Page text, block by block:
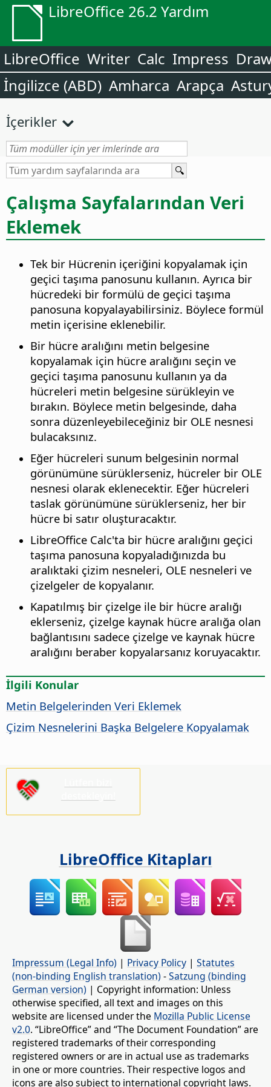
LibreOffice 26.2 Yardım
LibreOffice Writer Calc Impress
İngilizce (ABD) Amharca Arapça
İçerikler
Çalışma Sayfalarından Veri
Eklemek
Tek bir Hücrenin içeriğini kopyalamak için
geçici taşıma panosunu kullanın. Ayrıca bir
hücredeki bir formülü de geçici taşıma
panosuna kopyalayabilirsiniz. Böylece formül
metin içerisine eklenebilir.
Bir hücre aralığını metin belgesine
kopyalamak için hücre aralığını seçin ve
geçici taşıma panosunu kullanın ya da
hücreleri metin belgesine sürükleyin ve
bırakın. Böylece metin belgesinde, daha
sonra düzenleyebileceğiniz bir OLE nesnesi
bulacaksınız.
Eğer hücreleri sunum belgesinin normal
görünümüne sürüklerseniz, hücreler bir OLE
nesnesi olarak eklenecektir. Eğer hücreleri
taslak görünümüne sürüklerseniz, her bir
hücre bi satır oluşturacaktır.
LibreOffice Calc'ta bir hücre aralığını geçici
taşıma panosuna kopyaladığınızda bu
aralıktaki çizim nesneleri, OLE nesneleri ve
çizelgeler de kopyalanır.
Kapatılmış bir çizelge ile bir hücre aralığı
eklerseniz, çizelge kaynak hücre aralığa olan
bağlantısını sadece çizelge ve kaynak hücre
aralığını beraber kopyalarsanız koruyacaktır.
İlgili Konular
Metin Belgelerinden Veri Eklemek
Çizim Nesnelerini Başka Belgelere Kopyalamak
LibreOffice Kitapları
Impressum (Legal Info) | Privacy Policy | Statutes
(non-binding English translation) -Satzung (binding
German version) | Copyright information: Unless
otherwise specified, all text and images on this
website are licensed under the Mozilla Public License
v2.0. “LibreOffice” and “The Document Foundation” are
registered trademarks of their corresponding
registered owners or are in actual use as trademarks
in one or more countries. Their respective logos and
icons are also subject to international copyright laws.